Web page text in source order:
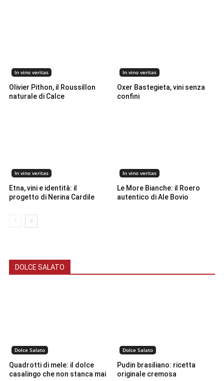
In vino veritas
Olivier Pithon, il Roussillon
naturale di Calce
In vino veritas
Oxer Bastegieta, vini senza
confini
In vino veritas
Etna, vini e identità: il
progetto di Nerina Cardile
In vino veritas
Le More Bianche: il Roero
autentico di Ale Bovio
DOLCE SALATO
Dolce Salato
Quadrotti di mele: il dolce
casalingo che non stanca mai
Dolce Salato
Pudin brasiliano: ricetta
originale cremosa